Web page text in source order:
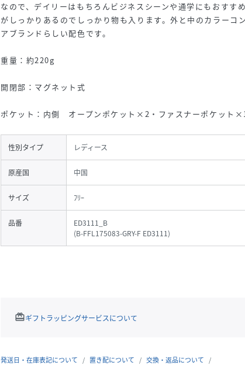
なので、デイリーはもちろんビジネスシーンや通学にもおすす
がしっかりあるのでしっかり物も入ります。外と中のカラーコ
アブランドらしい配色です。
重量：約220g
開閉部：マグネット式
ポケット：内側 オープンポケット×2・ファスナーポケット
性別タイプ レディース
原産国 中国
サイズ ﾌﾘｰ
品番
ED3111_B
(B-FFL175083-GRY-F ED3111)
redeemギフトラッピングサービスについて
発送日・在庫表記について 置き配について
交換・返品について